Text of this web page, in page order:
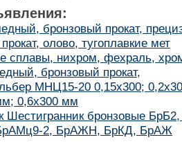
бронзовый прокат,
олово, тугоплавкие мет
сплавы, нихром, фехраль,
бронзовый прокат,
МНЦ15-20 0,15х300;
0,6х300 мм
Шестигранник бронзовые
2, БрАЖН, БрКД, БрАЖ